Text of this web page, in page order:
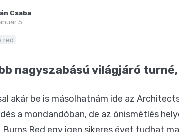
Csaba
5.
red
nagyszabású világjáró
akár be is másolhatnám ide az
a mondandóban, de az önismétlés
Red egy igen sikeres évet tudhat